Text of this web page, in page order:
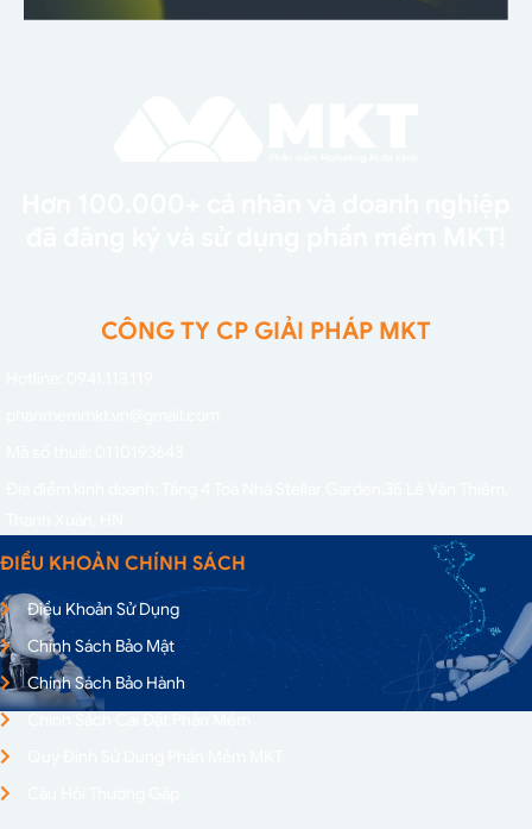
CÔNG TY CP GIẢI PHÁP MKT
ĐIỀU KHOẢN CHÍNH SÁCH
Điều Khoản Sử Dụng
Chính Sách Bảo Mật
Chính Sách Bảo Hành